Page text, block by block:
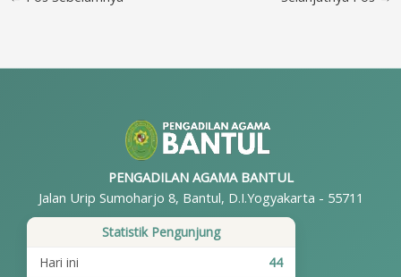
PENGADILAN AGAMA BANTUL
Jalan Urip Sumoharjo 8, Bantul, D.I.Yogyakarta - 55711
Statistik Pengunjung
Hari ini
44